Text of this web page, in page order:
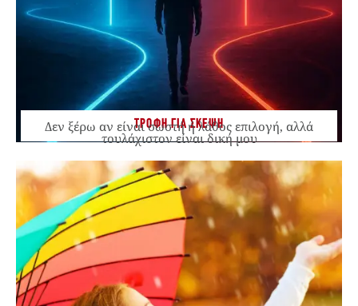
ΤΡΟΦΗ ΓΙΑ ΣΚΕΨΗ
Δεν ξέρω αν είναι σωστή ή λάθος επιλογή, αλλά
τουλάχιστον είναι δική μου